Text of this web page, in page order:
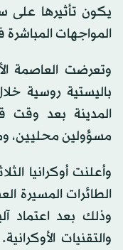
يكون تأثيرها على
المواجهات
وتعرضت العاصمة
باليستية روسية
المدينة بعد
مسؤولين محليين،
وأعلنت أوكرانيا
الطائرات المسيرة
وذلك بعد اعتماد
والتقنيات